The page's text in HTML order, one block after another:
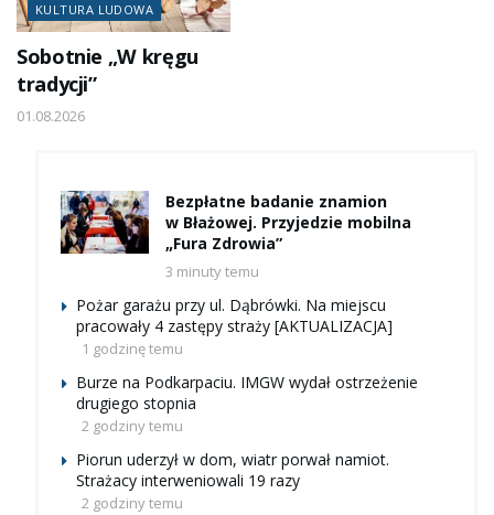
KULTURA LUDOWA
Sobotnie „W kręgu
tradycji”
01.08.2026
Bezpłatne badanie znamion
w Błażowej. Przyjedzie mobilna
„Fura Zdrowia”
3 minuty temu
Pożar garażu przy ul. Dąbrówki. Na miejscu
pracowały 4 zastępy straży [AKTUALIZACJA]
1 godzinę temu
Burze na Podkarpaciu. IMGW wydał ostrzeżenie
drugiego stopnia
2 godziny temu
Piorun uderzył w dom, wiatr porwał namiot.
Strażacy interweniowali 19 razy
2 godziny temu